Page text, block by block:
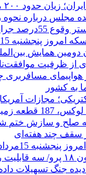
یورویی شرکت هواپیمایی مجارستان
مجلس درباره
سایبری آفریقاست
15مرداد/ افزایش قیمت ها + جدول
دومین همایش
از ظرفیت
هواپیمای مسافربری
به کشور
مجازات
سقف چند هفته‌ای
افزایش همه قیمت ها + جدول
جنگ تسهیلات